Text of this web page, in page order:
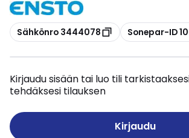
Kopioi
Sähkönro 3444078 Kopioi
Sonepar-ID
Kirjaudu sisään tai luo tili
tehdäksesi tilauksen
Kirjaudu